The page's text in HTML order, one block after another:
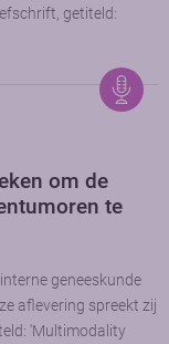
getiteld:
om de
te
geneeskunde
aflevering spreekt zij
‘Multimodality